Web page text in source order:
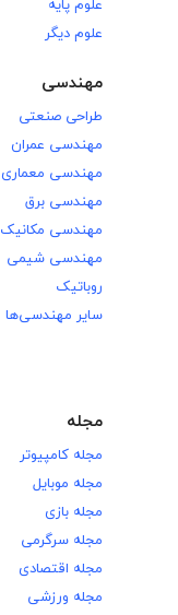
علوم پایه
علوم دیگر
مهندسی
طراحی صنعتی
مهندسی عمران
مهندسی معماری
مهندسی برق
مهندسی مکانیک
مهندسی شیمی
روباتیک
سایر مهندسی‌ها
مجله
مجله کامپیوتر
مجله موبایل
مجله بازی
مجله سرگرمی
مجله اقتصادی
مجله ورزشی